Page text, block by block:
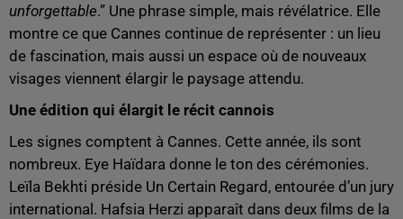
unforgettable.” Une phrase simple, mais révélatrice. Elle
montre ce que Cannes continue de représenter : un lieu
de fascination, mais aussi un espace où de nouveaux
visages viennent élargir le paysage attendu.
Une édition qui élargit le récit cannois
Les signes comptent à Cannes. Cette année, ils sont
nombreux. Eye Haïdara donne le ton des cérémonies.
Leïla Bekhti préside Un Certain Regard, entourée d’un jury
international. Hafsia Herzi apparaît dans deux films de la